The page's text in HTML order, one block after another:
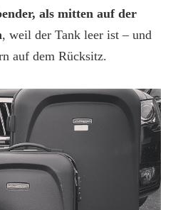
als mitten auf der
, weil der Tank leer ist – und
auf dem Rücksitz.